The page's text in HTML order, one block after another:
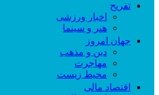
تفریح
اخبار ورزشی
هنر و سینما
جهان امروز
دین و مذهب
مهاجرت
محیط زیست
اقتصاد مالی